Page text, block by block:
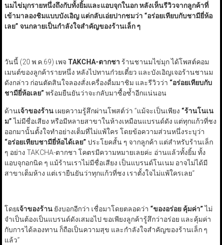
นมไข่มุกรายหนึ่งถึงกับทั้งยิ้มและแอบจุกในอก หลังเห็นรีวิวจากลูกค้าที่
เข้ามาลองชิมแบบบังเอิญ แต่กลับเอ่ยปากชมว่า “อร่อยเทียบกับชามียี่ห้อ
เลย” จนกลายเป็นกำลังใจสำคัญของร้านเล็ก ๆ
วันนี้ (20 พ.ค.69) เพจ TAKCHA-ตากชา ร้านชานมไข่มุก ได้โพสต์คอม
เมนต์ของลูกค้ารายหนึ่ง หลังไปทานก๋วยเตี๋ยว และบังเอิญเจอร้านชานม
ดังกล่าว ก่อนตัดสินใจลองสั่งเครื่องดื่มมาชิม และรีวิวว่า “อร่อยเทียบกับ
ชามียี่ห้อเลย” พร้อมยืนยันว่าจะกลับมาซื้อซ้ำอีกแน่นอน
ด้านเจ้าของร้านเผยความรู้สึกผ่านโพสต์ว่า “แม้จะเป็นเพียง “ร้านโนเน
ม”ไม่มีชื่อเสียง หรือมีหลายสาขาในห้างเหมือนแบรนด์ดัง แต่ทุกแก้วที่ชง
ออกมานั้นตั้งใจทำอย่างเต็มที่ไม่แพ้ใคร โดยข้อความส่วนหนึ่งระบุว่า
“อร่อยเทียบชามียี่ห้อได้เลย” ประโยคสั้น ๆ จากลูกค้า แต่สำหรับร้านเล็ก
ๆ อย่าง TAKCHA-ตากชา โคตรมีความหมายเลยค่ะ อ่านแล้วทั้งยิ้ม ทั้ง
แอบจุกอกนิด ๆ แม้ร้านเราไม่มีชื่อเสียง เป็นแบรนด์โนเนม อาจไม่ได้มี
สาขาเต็มห้าง แต่เรายืนยันว่าทุกแก้วที่ชง เราตั้งใจไม่แพ้ใครเลย”
โดยเจ้าของร้านยังบอกอีกว่า เชื่อมาโดยตลอดว่า “ของอร่อย คุ้มค่า”ไม่
จำเป็นต้องเป็นแบรนด์ดังเสมอไป ขอเพียงลูกค้ารู้สึกว่าอร่อย และคุ้มค่า
กับการได้ลองทาน ก็ถือเป็นความสุข และกำลังใจสำคัญของร้านเล็ก ๆ
แล้ว”